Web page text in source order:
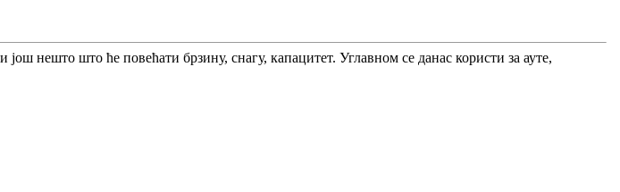
нешто што ће повећати брзину, снагу, капацитет. Углавном се данас користи за ауте,